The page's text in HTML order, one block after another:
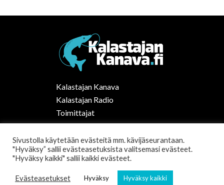
Kalastajan Kanava
Kalastajan Radio
Toimittajat
Kalaruoka
Vapaa-ajan kalastus Suomessa
Tilaa uutiskirje
Sivustolla käytetään evästeitä mm. kävijäseurantaan.
"Hyväksy” sallii evästeasetuksista valitsemasi evästeet.
"Hyväksy kaikki" sallii kaikki evästeet.
Evästeasetukset Hyväksy Hyväksy kaikki